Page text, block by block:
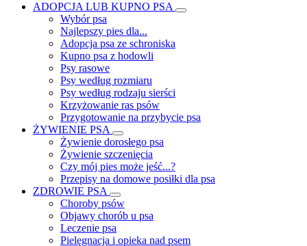
ADOPCJA LUB KUPNO PSA
Wybór psa
Najlepszy pies dla...
Adopcja psa ze schroniska
Kupno psa z hodowli
Psy rasowe
Psy według rozmiaru
Psy według rodzaju sierści
Krzyżowanie ras psów
Przygotowanie na przybycie psa
ŻYWIENIE PSA
Żywienie dorosłego psa
Żywienie szczenięcia
Czy mój pies może jeść...?
Przepisy na domowe posiłki dla psa
ZDROWIE PSA
Choroby psów
Objawy chorób u psa
Leczenie psa
Pielęgnacja i opieka nad psem